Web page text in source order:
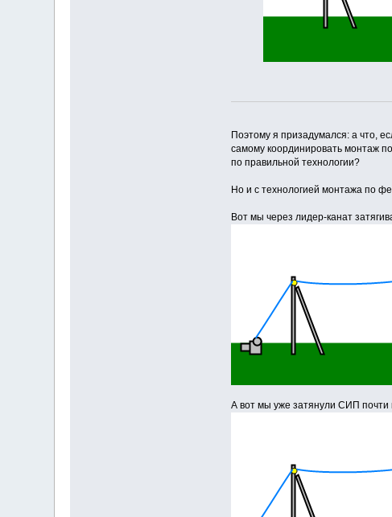
Поэтому я призадумался: а что,
самому координировать монтаж
по правильной технологии?
Но и с технологией монтажа по
Вот мы через лидер-канат
А вот мы уже затянули СИП почти